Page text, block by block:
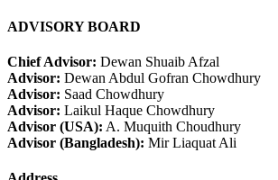
ADVISORY BOARD
Chief Advisor: Dewan Shuaib Afzal
Advisor: Dewan Abdul Gofran Chowdhury
Advisor: Saad Chowdhury
Advisor: Laikul Haque Chowdhury
Advisor (USA): A. Muquith Choudhury
Advisor (Bangladesh): Mir Liaquat Ali